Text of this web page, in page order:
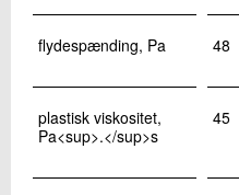
flydespænding, Pa 48
plastisk viskositet,
Pa<sup>.</sup>s
45